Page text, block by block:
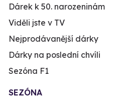
Dárek k 50. narozeninám
Viděli jste v TV
Nejprodávanější dárky
Dárky na poslední chvíli
Sezóna F1
SEZÓNA